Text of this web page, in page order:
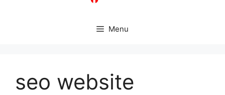
Menu
seo website